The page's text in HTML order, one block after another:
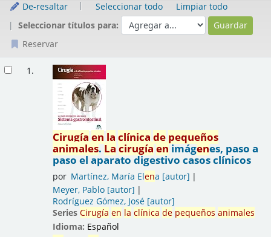
De-resaltar Seleccionar todo
Limpiar todo
Seleccionar títulos para:
Reservar
1.
Cirugía en la clínica de pequeños
animales.La cirugía enimágenes, paso a
paso el aparato digestivo casos clínicos
por Martínez, María Elena [autor]
Meyer, Pablo[autor]
Rodríguez Gómez, José[autor]
Series Cirugía en la clínica de pequeños animales
Idioma: Español